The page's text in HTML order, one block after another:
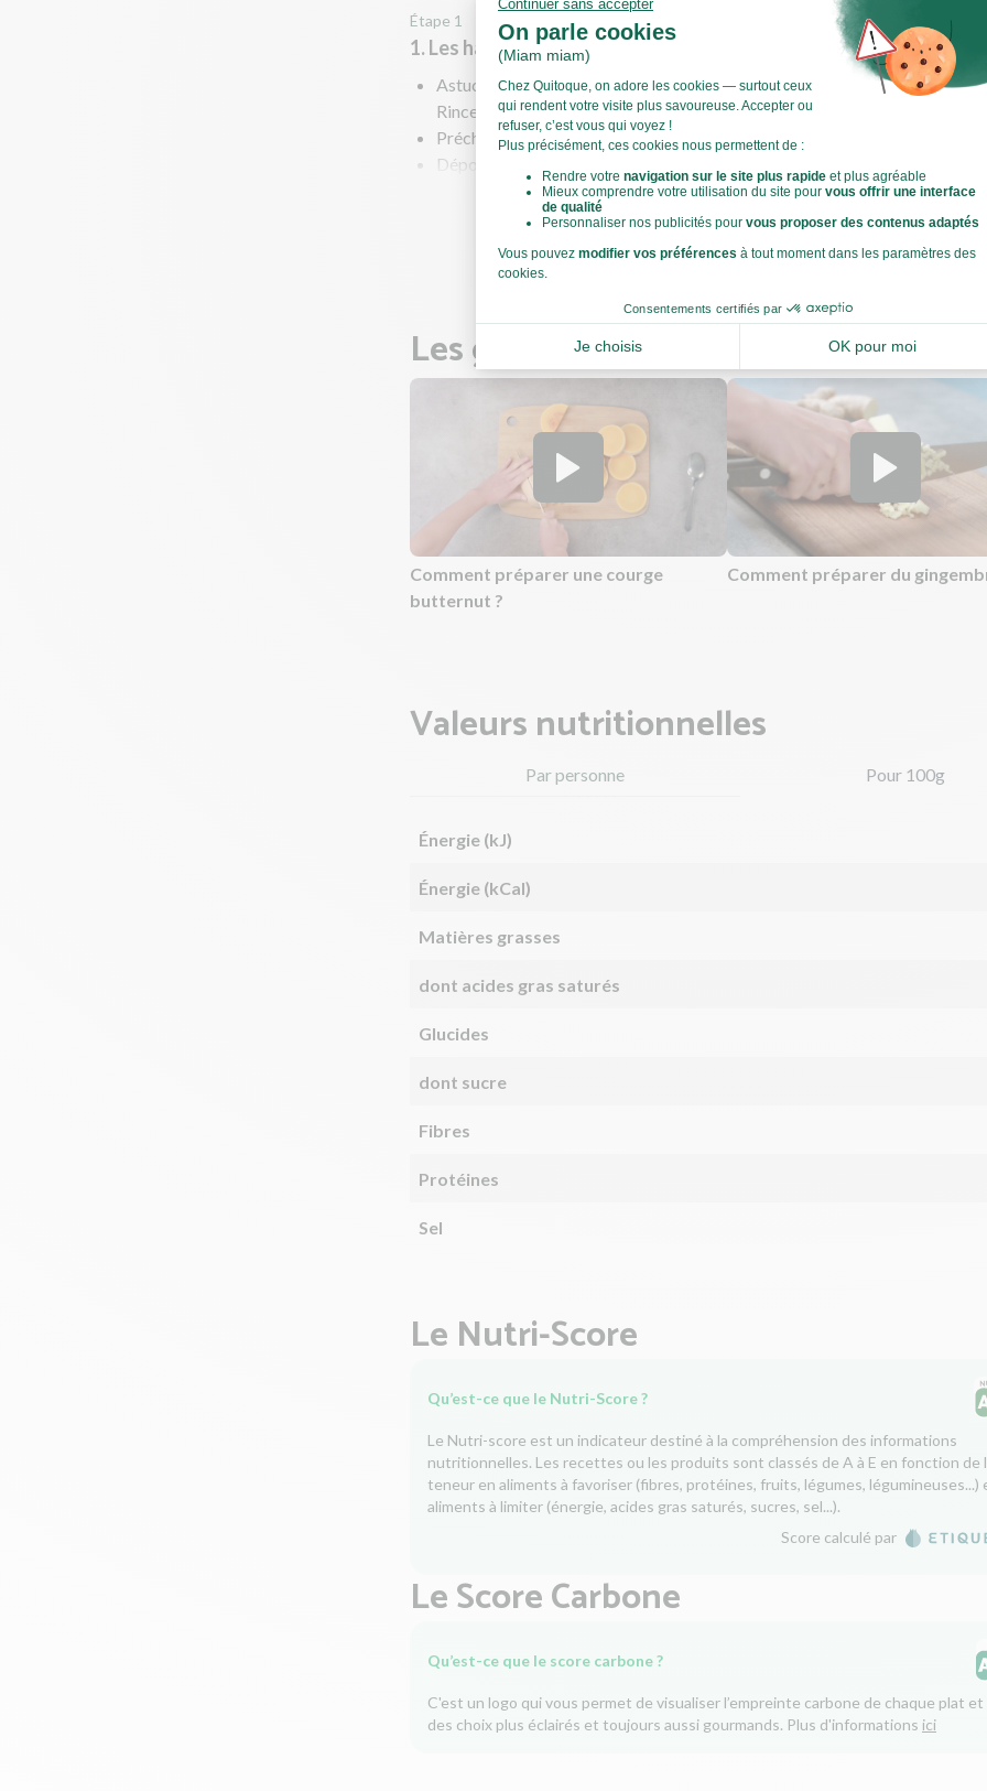
Étape 1
1. Les haricots blancs
Astuce : Pour qu'ils soient plus facile à cuire, faites tremper les lingots
Rincer après trempage.
Préchauffez votre four à 250°C en mode grill !
Déposez les lingots dans une casserole et recouvrez-les très largement
salez pas, le sel durcit les haricots.
Faites-les cuire selon les indications du paquet.
Pendant ce temps, faites cuire le riz.
Voir toute la recette
Les gestes de cuisine
Comment préparer une courge
butternut ?
Comment préparer du
Valeurs nutritionnelles
Par personne Pour 100g
Énergie (kJ)
Énergie (kCal)
Matières grasses
dont acides gras saturés
Glucides
dont sucre
Fibres
Protéines
Sel
Le Nutri-Score
Qu’est-ce que le Nutri-Score ?
Le Nutri-score est un indicateur destiné à la compréhension des informations
nutritionnelles. Les recettes ou les produits sont classés de A à E en fonction de
teneur en aliments à favoriser (fibres, protéines, fruits, légumes, légumineuses...)
aliments à limiter (énergie, acides gras saturés, sucres, sel...).
Score calculé par
Le Score Carbone
Qu’est-ce que le score carbone ?
C'est un logo qui vous permet de visualiser l’empreinte carbone de chaque plat
des choix plus éclairés et toujours aussi gourmands. Plus d'informations ici